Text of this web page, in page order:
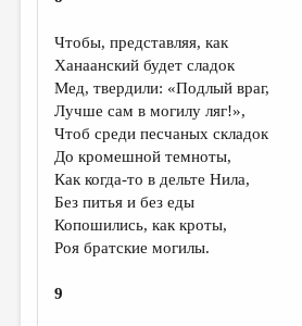
Чтобы, представляя, как
Ханаанский будет сладок
Мед, твердили: «Подлый враг,
Лучше сам в могилу ляг!»,
Чтоб среди песчаных складок
До кромешной темноты,
Как когда-то в дельте Нила,
Без питья и без еды
Копошились, как кроты,
Роя братские могилы.
9